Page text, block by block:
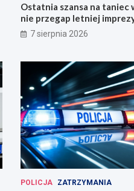
Ostatnia szansa na taniec
nie przegap letniej
7 sierpnia 2026
POLICJA ZATRZYMANIA